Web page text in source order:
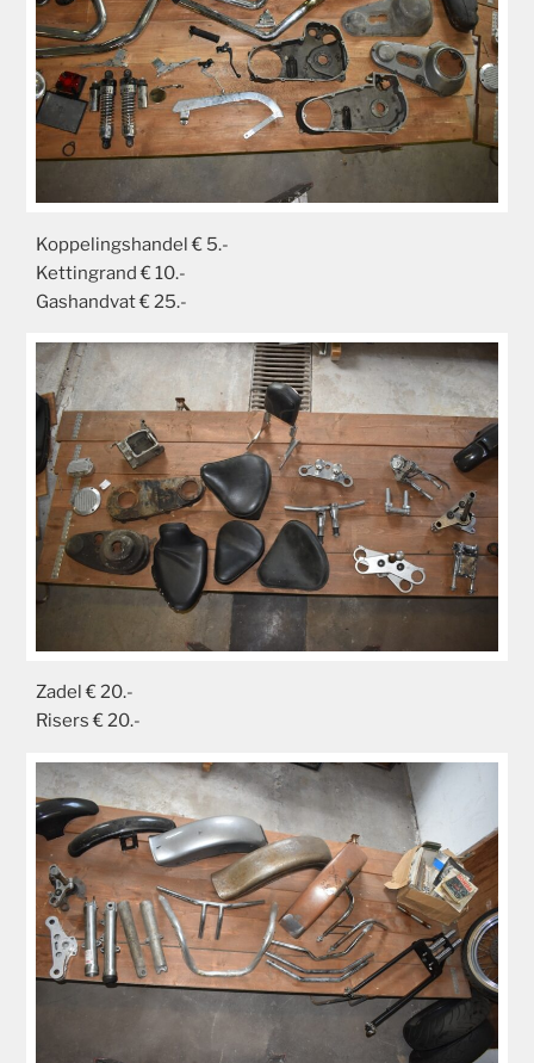
Koppelingshandel € 5.-
Kettingrand € 10.-
Gashandvat € 25.-
Zadel € 20.-
Risers € 20.-